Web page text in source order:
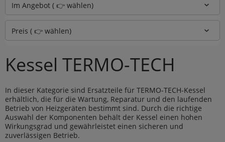
Preis ( 👉 wählen)
Im Angebot ( 👉 wählen)
Kessel TERMO-TECH
In dieser Kategorie sind Ersatzteile für TERMO-TECH-Kessel
erhältlich, die für die Wartung, Reparatur und den laufenden
Betrieb von Heizgeräten bestimmt sind. Durch die richtige
Auswahl der Komponenten behält der Kessel einen hohen
Wirkungsgrad und gewährleistet einen sicheren und
zuverlässigen Betrieb.